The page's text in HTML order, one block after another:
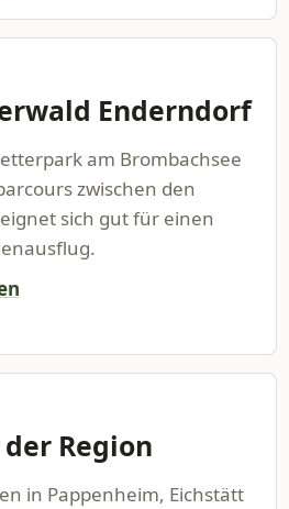
Enderndorf
am Brombachsee
zwischen den
sich gut für einen
Region
in Pappenheim, Eichstätt